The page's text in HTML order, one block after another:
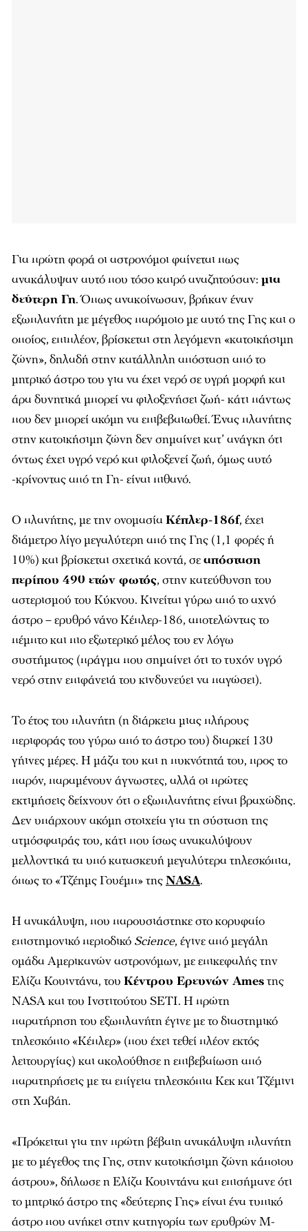
Για πρώτη φορά οι αστρονόμοι φαίνεται πως
ανακάλυψαν αυτό που τόσο καιρό αναζητούσαν: μια
δεύτερη Γη. Όπως ανακοίνωσαν, βρήκαν έναν
εξωπλανήτη με μέγεθος παρόμοιο με αυτό της Γης και ο
οποίος, επιπλέον, βρίσκεται στη λεγόμενη «κατοικήσιμη
ζώνη», δηλαδή στην κατάλληλη απόσταση από το
μητρικό άστρο του για να έχει νερό σε υγρή μορφή και
άρα δυνητικά μπορεί να φιλοξενήσει ζωή- κάτι πάντως
που δεν μπορεί ακόμη να επιβεβαιωθεί. Ένας πλανήτης
στην κατοικήσιμη ζώνη δεν σημαίνει κατ’ ανάγκη ότι
όντως έχει υγρό νερό και φιλοξενεί ζωή, όμως αυτό
-κρίνοντας από τη Γη- είναι πιθανό.
Ο πλανήτης, με την ονομασίαΚέπλερ-186f, έχει
διάμετρο λίγο μεγαλύτερη από της Γης (1,1 φορές ή
10%) και βρίσκεται σχετικά κοντά, σεαπόσταση
περίπου 490 ετών φωτός, στην κατεύθυνση του
αστερισμού του Κύκνου. Κινείται γύρω από το αχνό
άστρο – ερυθρό νάνο Κέπλερ-186, αποτελώντας το
πέμπτο και πιο εξωτερικό μέλος του εν λόγω
συστήματος (πράγμα που σημαίνει ότι το τυχόν υγρό
νερό στην επιφάνειά του κινδυνεύει να παγώσει).
Το έτος του πλανήτη (η διάρκεια μιας πλήρους
περιφοράς του γύρω από το άστρο του) διαρκεί 130
γήινες μέρες. Η μάζα του και η πυκνότητά του, προς το
παρόν, παραμένουν άγνωστες, αλλά οι πρώτες
εκτιμήσεις δείχνουν ότι ο εξωπλανήτης είναι βραχώδης.
Δεν υπάρχουν ακόμη στοιχεία για τη σύσταση της
ατμόσφαιράς του, κάτι που ίσως ανακαλύψουν
μελλοντικά τα υπό κατασκευή μεγαλύτερα τηλεσκόπια,
όπως το «Τζέημς Γουέμπ» τηςNASA.
Η ανακάλυψη, που παρουσιάστηκε στο κορυφαίο
επιστημονικό περιοδικό Science, έγινε από μεγάλη
ομάδα Αμερικανών αστρονόμων, με επικεφαλής την
Ελίζα Κουιντάνα, του Κέντρου Ερευνών Amesτης
NASΑ και του Ινστιτούτου SETI. H πρώτη
παρατήρηση του εξωπλανήτη έγινε με το διαστημικό
τηλεσκόπιο «Κέπλερ» (που έχει τεθεί πλέον εκτός
λειτουργίας) και ακολούθησε η επιβεβαίωση από
παρατηρήσεις με τα επίγεια τηλεσκόπια Κεκ και Τζέμινι
στη Χαβάη.
«Πρόκειται για την πρώτη βέβαιη ανακάλυψη πλανήτη
με το μέγεθος της Γης, στην κατοικήσιμη ζώνη κάποιου
άστρου», δήλωσε η Ελίζα Κουιντάνα και επισήμανε ότι
το μητρικό άστρο της «δεύτερης Γης» είναι ένα τυπικό
άστρο που ανήκει στην κατηγορία των ερυθρών Μ-